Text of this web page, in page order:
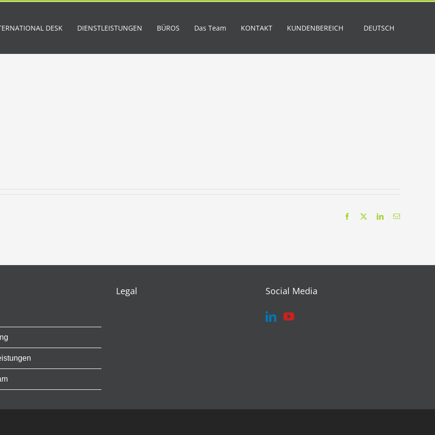
DESK DIENSTLEISTUNGEN BÜROS Das Team KONTAKT KUNDENBEREICH DEUTSCH
Facebook LinkedInEmail
Legal Social Media